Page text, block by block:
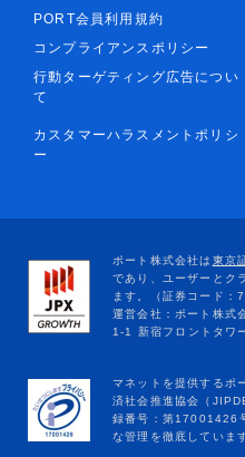
PORT会員利用規約
コンプライアンスポリシー
行動ターゲティング広告につい
て
カスタマーハラスメントポリシ
ー